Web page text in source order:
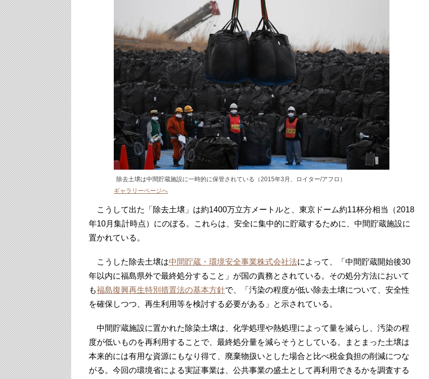
除去土壌は中間貯蔵施設に一時的に保管されている（2015年3月、ロイター/アフロ）
ギャラリーページへ
こうして出た「除去土壌」は約1400万立方メートルと、東京ドーム約11杯分相当（2018
年10月集計時点）にのぼる。これらは、安全に集中的に貯蔵するために、中間貯蔵施設に
置かれている。
こうした除去土壌は中間貯蔵・環境安全事業株式会社法によって、「中間貯蔵開始後30
年以内に福島県外で最終処分すること」が国の責務とされている。その処分方法において
も福島復興再生特別措置法の基本方針で、「汚染の程度が低い除去土壌について、安全性
を確保しつつ、再生利用等を検討する必要がある」と示されている。
中間貯蔵施設に置かれた除染土壌は、化学処理や熱処理によって量を減らし、汚染の程
度が低いものを再利用することで、最終処分量を減らそうとしている。まとまった土壌は
本来的には有用な資源にもなり得て、廃棄物扱いとした場合と比べ税金負担の削減につな
がる。今回の環境省による実証事業は、公共事業の盛土として再利用できるかを調査する